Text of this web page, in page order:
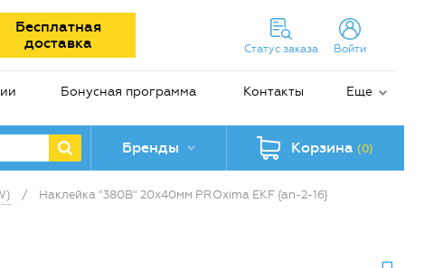
Бесплатная
доставка
Статус заказа Войти
Бонусная программа Контакты Еще
Бренды Корзина (0)
/ Наклейка "380В" 20х40мм PROxima EKF {an-2-16}